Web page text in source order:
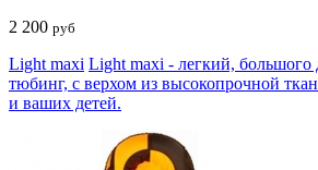
2 200 руб
Light maxi Light maxi - легкий, большого
тюбинг, с верхом из высокопрочной
и ваших детей.